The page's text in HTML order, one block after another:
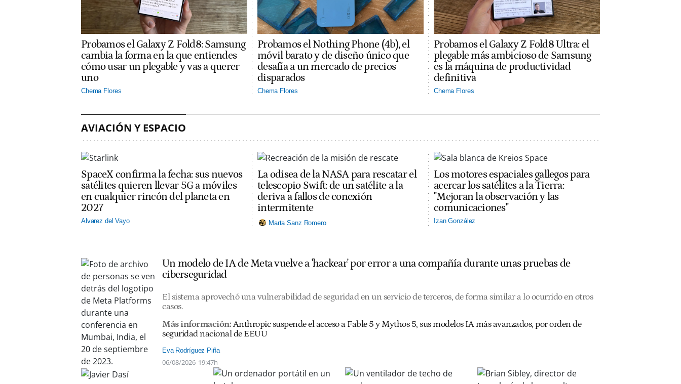
Probamos el Galaxy Z Fold8: Samsung
cambia la forma en la que entiendes
cómo usar un plegable y vas a querer
uno
Chema Flores
Probamos el Nothing Phone (4b), el
móvil barato y de diseño único que
desafía a un mercado de precios
disparados
Chema Flores
Probamos el Galaxy Z Fold8 Ultra: el
plegable más ambicioso de Samsung
es la máquina de productividad
definitiva
Chema Flores
AVIACIÓN Y ESPACIO
SpaceX confirma la fecha: sus nuevos
satélites quieren llevar 5G a móviles
en cualquier rincón del planeta en
2027
Alvarez del Vayo
La odisea de la NASA para rescatar el
telescopio Swift: de un satélite a la
deriva a fallos de conexión
intermitente
Marta Sanz Romero
Los motores espaciales gallegos para
acercar los satélites a la Tierra:
"Mejoran la observación y las
comunicaciones"
Izan González
Un modelo de IA de Meta vuelve a 'hackear' por error a una compañía durante unas pruebas de
ciberseguridad
El sistema aprovechó una vulnerabilidad de seguridad en un servicio de terceros, de forma similar a lo ocurrido en otros
casos.
Más información: Anthropic suspende el acceso a Fable 5 y Mythos 5, sus modelos IA más avanzados, por orden de
seguridad nacional de EEUU
Eva Rodríguez Piña
06/08/2026 19:47h